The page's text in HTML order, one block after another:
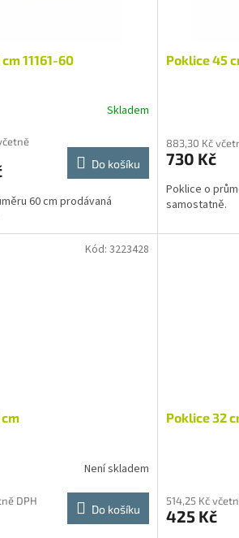
11161-60
Skladem
Do košíku
60 cm prodávaná
Poklice 45
883,30 Kč
730 Kč
Poklice o
samostatně.
Není skladem
DPH
Do košíku
Kód: 3223428
Poklice 32
514,25 Kč
425 Kč